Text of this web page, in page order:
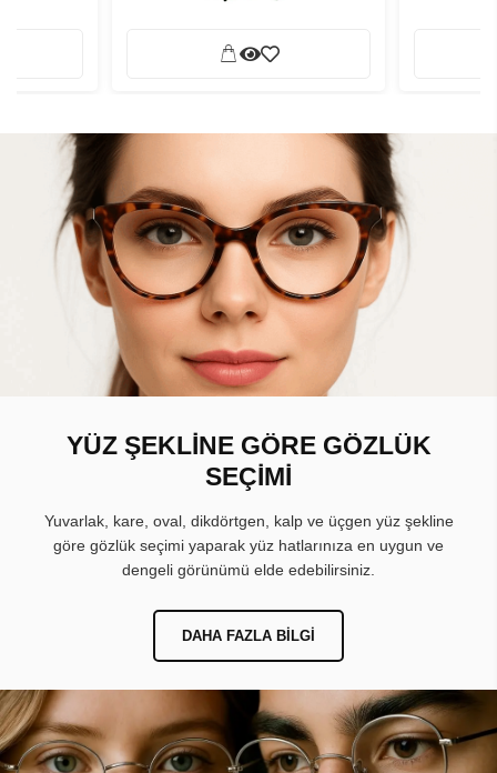
YÜZ ŞEKLİNE GÖRE GÖZLÜK
SEÇİMİ
Yuvarlak, kare, oval, dikdörtgen, kalp ve üçgen yüz şekline
göre gözlük seçimi yaparak yüz hatlarınıza en uygun ve
dengeli görünümü elde edebilirsiniz.
DAHA FAZLA BILGI